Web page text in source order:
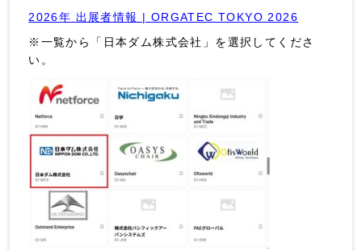
2026年 出展者情報 | ORGATEC TOKYO 2026
※一覧から「日本ダム株式会社」を選択してくださ
い。